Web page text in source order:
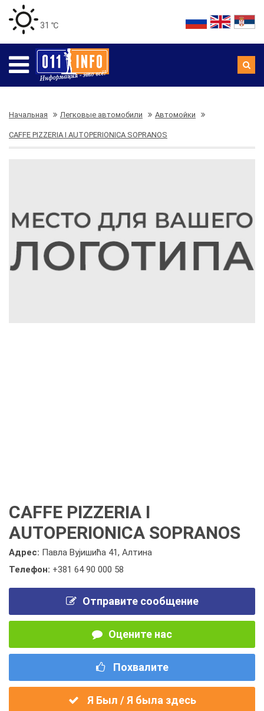
31 ℃
Начальная Легковые автомобили Автомойки
CAFFE PIZZERIA I AUTOPERIONICA SOPRANOS
CAFFE PIZZERIA I
AUTOPERIONICA SOPRANOS
Адрес: Павла Вујишића 41, Алтина
Телефон: +381 64 90 000 58
Отправите сообщение
Оцените нас
Похвалите
Я Был / Я была здесь